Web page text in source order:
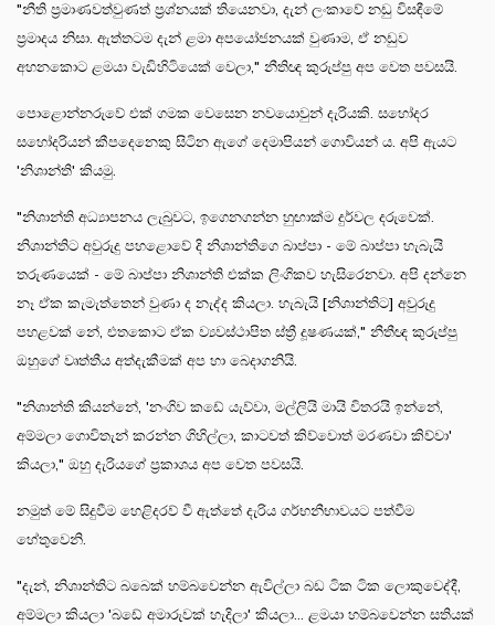
"නීති ප්‍රමාණවත්වුණත් ප්‍රශ්නයක් තියෙනවා, දැන් ලංකාවේ නඩු විසඳීමේ
ප්‍රමාදය නිසා. ඇත්තටම දැන් ළමා අපයෝජනයක් වුණාම, ඒ නඩුව
අහනකොට ළමයා වැඩිහිටියෙක් වෙලා," නීතිඥ කුරුප්පු අප වෙත පවසයි.
පොළොන්නරුවේ එක් ගමක වෙසෙන නවයොවුන් දැරියකි. සහෝදර
සහෝදරියන් කීපදෙනෙකු සිටින ඇගේ දෙමාපියන් ගොවියන් ය. අපි ඇයට
'නිශාන්ති' කියමු.
"නිශාන්ති අධ්‍යාපනය ලැබුවට, ඉගෙනගන්න හුඟාක්ම දුර්වල දරුවෙක්.
නිශාන්තිට අවුරුදු පහළොවේ දි නිශාන්තිගෙ බාප්පා - මේ බාප්පා හැබැයි
තරුණයෙක් - මේ බාප්පා නිශාන්ති එක්ක ලිංගිකව හැසිරෙනවා. අපි දන්නෙ
නෑ ඒක කැමැත්තෙන් වුණා ද නැද්ද කියලා. හැබැයි [නිශාන්තිට] අවුරුදු
පහළවක් නේ, එතකොට ඒක ව්‍යවස්ථාපිත ස්ත්‍රී දූෂණයක්," නීතීඥ කුරුප්පු
ඔහුගේ වෘත්තීය අත්දැකීමක් අප හා බෙදාගනියි.
"නිශාන්ති කියන්නේ, 'නංගිව කඩේ යැව්වා, මල්ලියි මායි විතරයි ඉන්නේ,
අම්මලා ගොවිතැන් කරන්න ගිහිල්ලා, කාටවත් කිව්වොත් මරණවා කිව්වා'
කියලා," ඔහු දැරියගේ ප්‍රකාශය අප වෙත පවසයි.
නමුත් මේ සිදුවීම හෙළිදරව් වී ඇත්තේ දැරිය ගර්භනීභාවයට පත්වීම
හේතුවෙනි.
"දැන්, නිශාන්තිට බබෙක් හම්බවෙන්න ඇවිල්ලා බඩ ටික ටික ලොකුවෙද්දී,
අම්මලා කියලා 'බඩේ අමාරුවක් හැදිලා' කියලා... ළමයා හම්බවෙන්න සතියක්